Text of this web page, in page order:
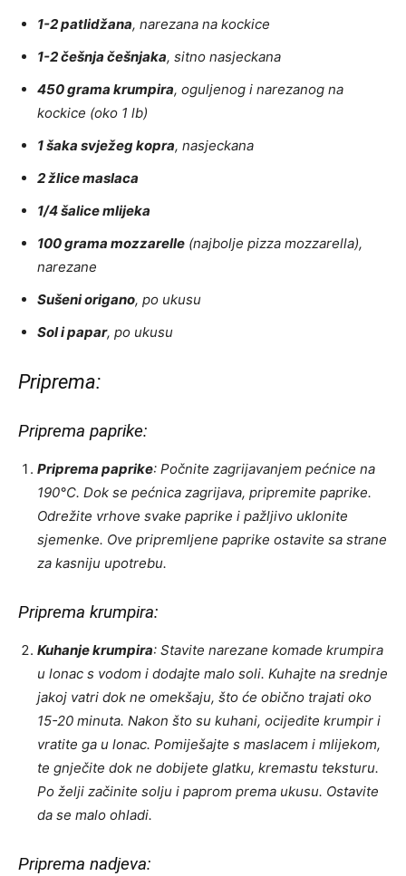
1-2 patlidžana, narezana na kockice
1-2 češnja češnjaka, sitno nasjeckana
450 grama krumpira, oguljenog i narezanog na
kockice (oko 1 lb)
1 šaka svježeg kopra, nasjeckana
2 žlice maslaca
1/4 šalice mlijeka
100 grama mozzarelle (najbolje pizza mozzarella),
narezane
Sušeni origano, po ukusu
Sol i papar, po ukusu
Priprema:
Priprema paprike:
Priprema paprike: Počnite zagrijavanjem pećnice na
190°C. Dok se pećnica zagrijava, pripremite paprike.
Odrežite vrhove svake paprike i pažljivo uklonite
sjemenke. Ove pripremljene paprike ostavite sa strane
za kasniju upotrebu.
Priprema krumpira:
Kuhanje krumpira: Stavite narezane komade krumpira
u lonac s vodom i dodajte malo soli. Kuhajte na srednje
jakoj vatri dok ne omekšaju, što će obično trajati oko
15-20 minuta. Nakon što su kuhani, ocijedite krumpir i
vratite ga u lonac. Pomiješajte s maslacem i mlijekom,
te gnječite dok ne dobijete glatku, kremastu teksturu.
Po želji začinite solju i paprom prema ukusu. Ostavite
da se malo ohladi.
Priprema nadjeva: